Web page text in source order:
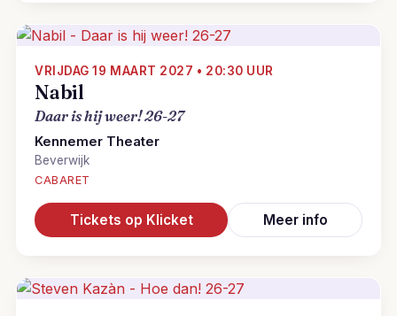
VRIJDAG 19 MAART 2027 • 20:30 UUR
Nabil
Daar is hij weer! 26-27
Kennemer Theater
Beverwijk
CABARET
Tickets op Klicket Meer info